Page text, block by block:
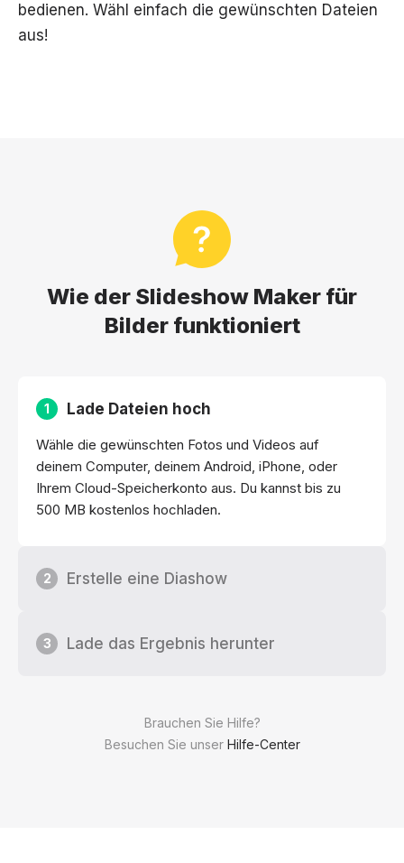
bedienen. Wähl einfach die gewünschten Dateien
aus!
Wie der Slideshow Maker für
Bilder funktioniert
Brauchen Sie Hilfe?
Besuchen Sie unser Hilfe-Center
1 Lade Dateien hoch
Wähle die gewünschten Fotos und Videos auf
deinem Computer, deinem Android, iPhone, oder
Ihrem Cloud-Speicherkonto aus. Du kannst bis zu
500 MB kostenlos hochladen.
2 Erstelle eine Diashow
3 Lade das Ergebnis herunter